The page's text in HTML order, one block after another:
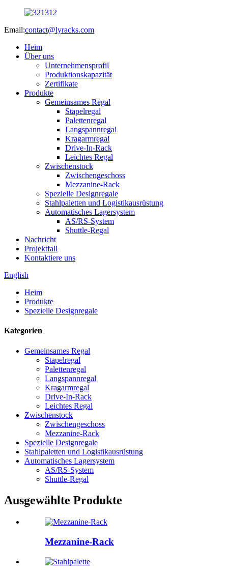
Email:contact@lyracks.com
Heim
Über uns
Unternehmensprofil
Produktionskapazität
Zertifikate
Produkte
Gemeinsames Regal
Stapelregal
Palettenregal
Langspannregal
Kragarmregal
Drive-In-Rack
Leichtes Regal
Zwischenstock
Zwischengeschoss
Mezzanine-Rack
Spezielle Designregale
Stahlpaletten und Logistikausrüstung
Automatisches Lagersystem
AS/RS-System
Shuttle-Regal
Nachricht
Projektfall
Kontaktiere uns
English
Heim
Produkte
Spezielle Designregale
Kategorien
Gemeinsames Regal
Stapelregal
Palettenregal
Langspannregal
Kragarmregal
Drive-In-Rack
Leichtes Regal
Zwischenstock
Zwischengeschoss
Mezzanine-Rack
Spezielle Designregale
Stahlpaletten und Logistikausrüstung
Automatisches Lagersystem
AS/RS-System
Shuttle-Regal
Ausgewählte Produkte
Mezzanine-Rack